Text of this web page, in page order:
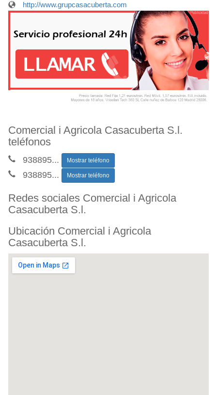
http://www.grupcasacuberta.com
Comercial i Agricola Casacuberta S.l.
teléfonos
938895... Mostrar teléfono
938895... Mostrar teléfono
Redes sociales Comercial i Agricola
Casacuberta S.l.
Ubicación Comercial i Agricola
Casacuberta S.l.